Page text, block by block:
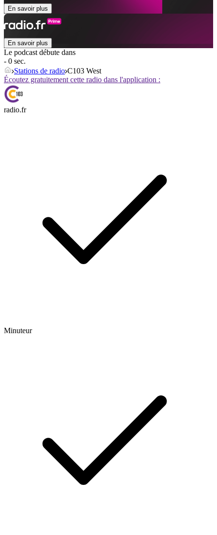
En savoir plus
En savoir plus
Le podcast débute dans
- 0 sec.
Stations de radio C103 West
Écoutez gratuitement cette radio dans l'application :
radio.fr
Minuteur